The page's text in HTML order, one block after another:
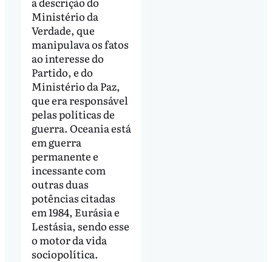
Ministério da
Verdade, que
manipulava os fatos
ao interesse do
Partido, e do
Ministério da Paz,
que era responsável
pelas políticas de
guerra. Oceania está
em guerra
permanente e
incessante com
outras duas
potências citadas
em 1984, Eurásia e
Lestásia, sendo esse
o motor da vida
sociopolítica.